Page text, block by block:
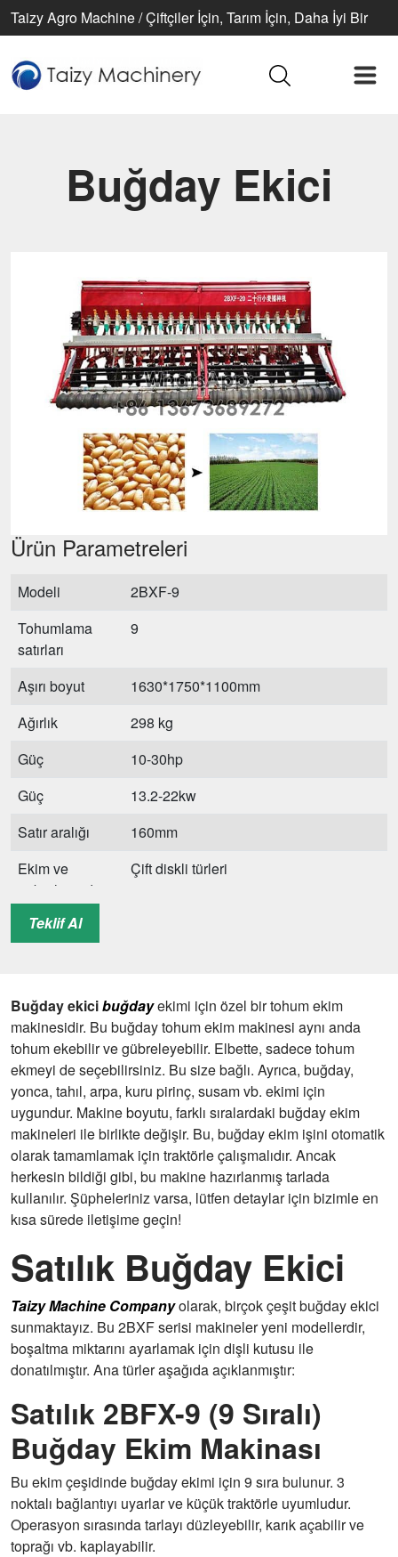
Taizy Agro Machine / Çiftçiler İçin, Tarım İçin, Daha İyi Bir
Buğday Ekici
Ürün Parametreleri
Modeli
2BXF-9
Tohumlama
satırları
9
Aşırı boyut
1630*1750*1100mm
Ağırlık
298 kg
Güç
10-30hp
Güç
13.2-22kw
Satır aralığı
160mm
Ekim ve
gübrelemede
Çift diskli türleri
Ekim derinliği
derinliği
Bağlantı
Üç noktalı arka süspansiyon
Gübre oranı
0-420kg/dönüm (ayarlanabilir)
Çalışma
verimliliği
0,60-1,0 dönüm/saat
Modeli
2BXF-12
Tohumlama
satırları
12
Aşırı boyut
1630*2250*1100mm
Ağırlık
360kg
Güç
35-70hp
Güç
25,7-36,7 kW
Satır aralığı
150mm
Ekim ve
gübrelemede
açılış payı
Çift diskli türleri
Ekim derinliği
20-25mm(ayarlanabilir)
Teklif Al
Buğday ekicibuğdayekimi için özel bir tohum ekim
makinesidir. Bu buğday tohum ekim makinesi aynı anda
tohum ekebilir ve gübreleyebilir. Elbette, sadece tohum
ekmeyi de seçebilirsiniz. Bu size bağlı. Ayrıca, buğday,
yonca, tahıl, arpa, kuru pirinç, susam vb. ekimi için
uygundur. Makine boyutu, farklı sıralardaki buğday ekim
makineleri ile birlikte değişir. Bu, buğday ekim işini otomatik
olarak tamamlamak için traktörle çalışmalıdır. Ancak
herkesin bildiği gibi, bu makine hazırlanmış tarlada
kullanılır. Şüpheleriniz varsa, lütfen detaylar için bizimle en
kısa sürede iletişime geçin!
Satılık Buğday Ekici
Taizy Machine Companyolarak, birçok çeşit buğday ekici
sunmaktayız. Bu 2BXF serisi makineler yeni modellerdir,
boşaltma miktarını ayarlamak için dişli kutusu ile
donatılmıştır. Ana türler aşağıda açıklanmıştır:
Satılık 2BFX-9 (9 Sıralı)
Buğday Ekim Makinası
Bu ekim çeşidinde buğday ekimi için 9 sıra bulunur. 3
noktalı bağlantıyı uyarlar ve küçük traktörle uyumludur.
Operasyon sırasında tarlayı düzleyebilir, karık açabilir ve
toprağı vb. kaplayabilir.